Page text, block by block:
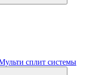
сплит системы